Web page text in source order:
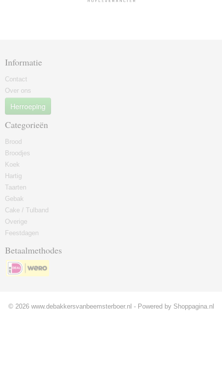
Informatie
Contact
Over ons
Herroeping
Categorieën
Brood
Broodjes
Koek
Hartig
Taarten
Gebak
Cake / Tulband
Overige
Feestdagen
Betaalmethodes
© 2026 www.debakkersvanbeemsterboer.nl - Powered by Shoppagina.nl